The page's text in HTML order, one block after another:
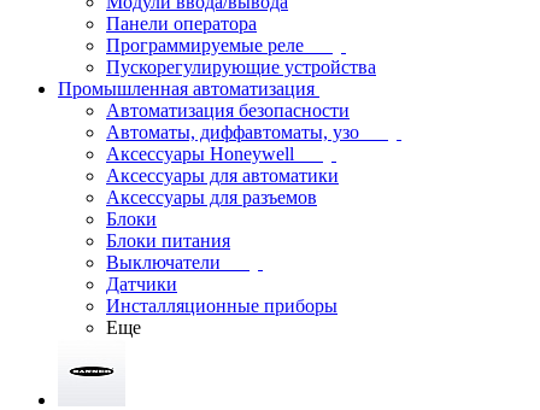
Панели оператора
Программируемые реле
Пускорегулирующие устройства
Промышленная автоматизация
Автоматизация безопасности
Автоматы, диффавтоматы, узо
Аксессуары Honeywell
Аксессуары для автоматики
Аксессуары для разъемов
Блоки
Блоки питания
Выключатели
Датчики
Инсталляционные приборы
Еще